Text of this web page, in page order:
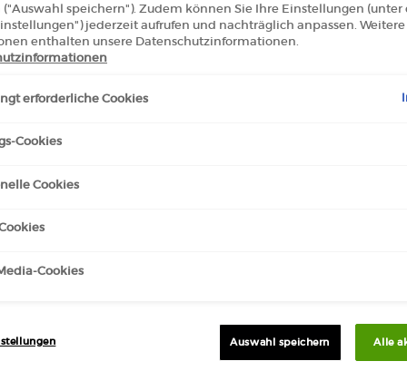
OUD NACRÉ EAU DE
BLEU TURQUOISE EAU DE
("Auswahl speichern"). Zudem können Sie Ihre Einstellungen (unter
jederzeit aufrufen und nachträglich anpassen. Weitere
enthalten unsere Datenschutzinformationen.
erforderliche Cookies
Cookies
Cookies
Cookies
Auswahl speichern Alle